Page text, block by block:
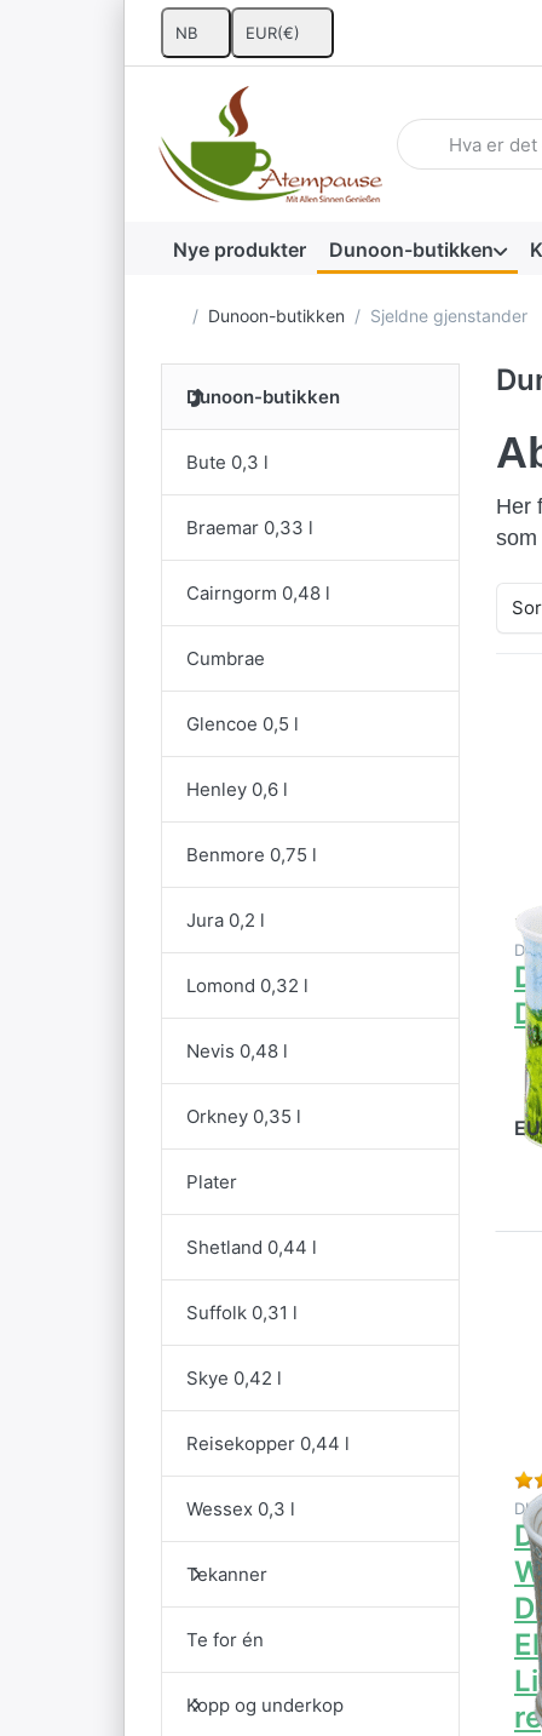
NB EUR(€)
Skriv inn et
Nye produkter Dunoon-butikken
Startside
Dunoon-butikken Sjeldne gjenstander
Dunoon-butikken
Bute 0,3 l
Braemar 0,33 l
Cairngorm 0,48 l
Cumbrae
Glencoe 0,5 l
Henley 0,6 l
Benmore 0,75 l
Jura 0,2 l
Lomond 0,32 l
Nevis 0,48 l
Orkney 0,35 l
Plater
Shetland 0,44 l
Suffolk 0,31 l
Skye 0,42 l
Reisekopper 0,44 l
Wessex 0,3 l
Tekanner
Te for én
Kopp og underkop
Her
som